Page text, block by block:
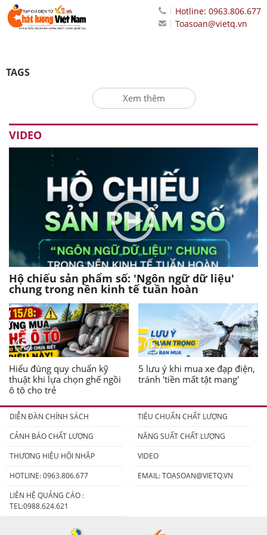
Hotline: 0963.806.677
Toasoan@vietq.vn
TAGS
Xem thêm
VIDEO
Hộ chiếu sản phẩm số: 'Ngôn ngữ dữ liệu'
chung trong nền kinh tế tuần hoàn
Hiểu đúng quy chuẩn kỹ
thuật khi lựa chọn ghế ngồi
ô tô cho trẻ
5 lưu ý khi mua xe đạp điện,
tránh 'tiền mất tật mang'
DIỄN ĐÀN CHÍNH SÁCH
TIÊU CHUẨN CHẤT LƯỢNG
CẢNH BÁO CHẤT LƯỢNG
NĂNG SUẤT CHẤT LƯỢNG
THƯƠNG HIỆU HỘI NHẬP
VIDEO
HOTLINE: 0963.806.677
EMAIL:TOASOAN@VIETQ.VN
LIÊN HỆ QUẢNG CÁO :
TEL:0988.624.621